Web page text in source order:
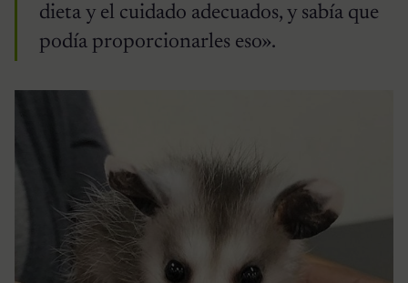
dieta y el cuidado adecuados, y sabía que
podía proporcionarles eso».